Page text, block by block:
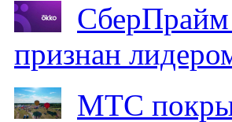
СберПрайм
признан
МТС